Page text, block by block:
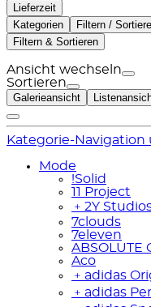
Lieferzeit
Kategorien
Filtern /
Filtern & Sortieren
Ansicht wechseln
Sortieren
Galerieansicht
Kategorie-Navigation
Mode
!Solid
11 Project
﹢ 2Y
7clouds
7eleven
ABSOLUTE
Aco
﹢ adidas
﹢ adidas